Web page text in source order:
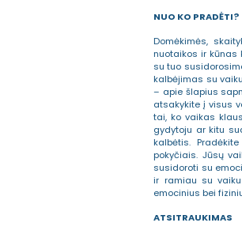
NUO KO PRADĖTI?
Domėkimės,
nuotaikos ir kūnas
su tuo
kalbėjimas su
– apie šlapius
atsakykite į visus
tai, ko vaikas
gydytoju ar kitu
kalbėtis.
pokyčiais. Jūsų
susidoroti su
ir ramiau su
emocinius bei
ATSITRAUKIMAS